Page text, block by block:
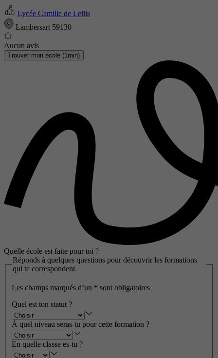
Lycée Camille de Lellis
Lambersart 59130
Aucun avis
Trouver mon école (1min)
Quelle école est faite pour toi ?
Réponds à quelques questions pour découvrir les formations
qui te correspondent.
Les champs marqués d’un * sont obligatoires
Quel est ton statut ?
À quel niveau seras-tu pour cette formation ?
En quelle classe es-tu ?